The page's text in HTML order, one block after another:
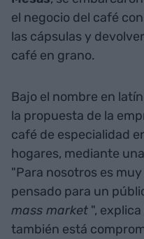
el negocio del café
las cápsulas y
café en grano.
Bajo el nombre en latín
la propuesta de la
café de especialidad
hogares, mediante
"Para nosotros es
pensado para un
mass market ",
también está